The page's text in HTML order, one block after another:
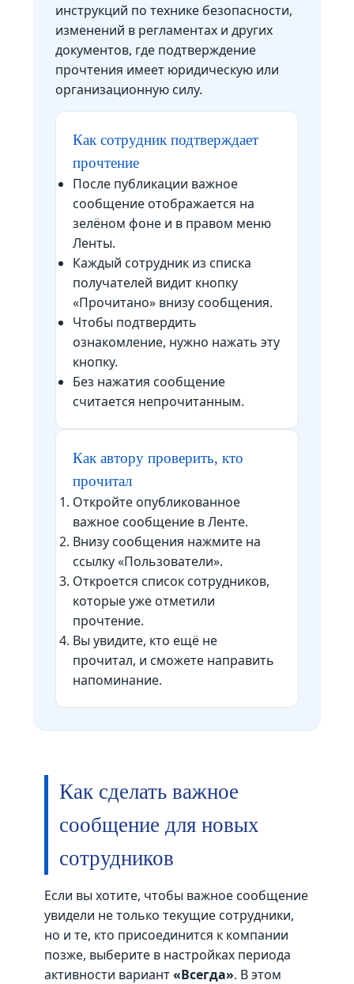
инструкций по технике безопасности,
изменений в регламентах и других
документов, где подтверждение
прочтения имеет юридическую или
организационную силу.
Как сотрудник подтверждает
прочтение
После публикации важное
сообщение отображается на
зелёном фоне и в правом меню
Ленты.
Каждый сотрудник из списка
получателей видит кнопку
«Прочитано» внизу сообщения.
Чтобы подтвердить
ознакомление, нужно нажать эту
кнопку.
Без нажатия сообщение
считается непрочитанным.
Как автору проверить, кто
прочитал
Откройте опубликованное
важное сообщение в Ленте.
Внизу сообщения нажмите на
ссылку «Пользователи».
Откроется список сотрудников,
которые уже отметили
прочтение.
Вы увидите, кто ещё не
прочитал, и сможете направить
напоминание.
Как сделать важное
сообщение для новых
сотрудников
Если вы хотите, чтобы важное сообщение
увидели не только текущие сотрудники,
но и те, кто присоединится к компании
позже, выберите в настройках периода
активности вариант«Всегда». В этом